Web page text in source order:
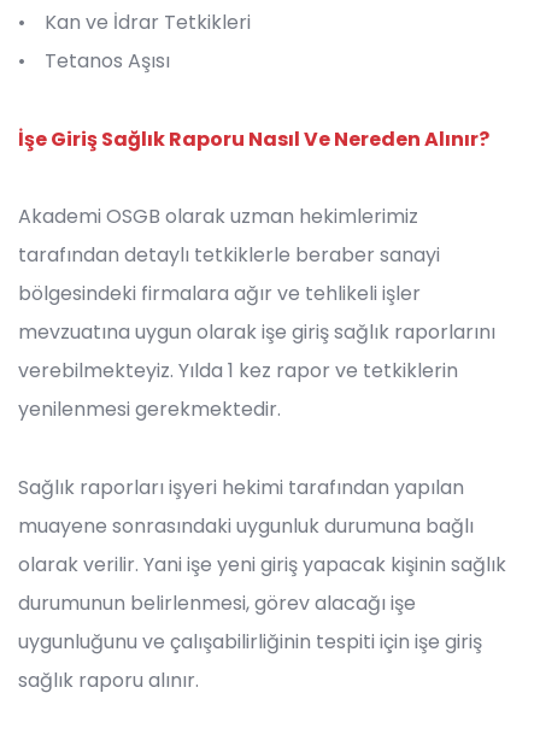
• Kan ve İdrar Tetkikleri
• Tetanos Aşısı
İşe Giriş Sağlık Raporu Nasıl Ve Nereden Alınır?
Akademi OSGB olarak uzman hekimlerimiz
tarafından detaylı tetkiklerle beraber sanayi
bölgesindeki firmalara ağır ve tehlikeli işler
mevzuatına uygun olarak işe giriş sağlık raporlarını
verebilmekteyiz. Yılda 1 kez rapor ve tetkiklerin
yenilenmesi gerekmektedir.
Sağlık raporları işyeri hekimi tarafından yapılan
muayene sonrasındaki uygunluk durumuna bağlı
olarak verilir. Yani işe yeni giriş yapacak kişinin sağlık
durumunun belirlenmesi, görev alacağı işe
uygunluğunu ve çalışabilirliğinin tespiti için işe giriş
sağlık raporu alınır.